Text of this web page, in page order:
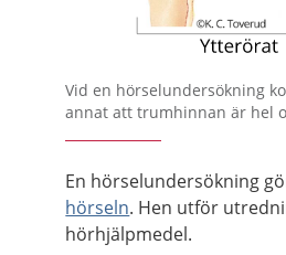
Förstora bilden
Vid en hörselundersökning
annat att trumhinnan är hel
En hörselundersökning
hörseln. Hen utför
hörhjälpmedel.